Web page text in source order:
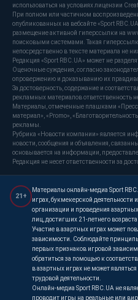
использоваться на условиях лицензии
При полном или частичном
опубликованных на вебсайте «Sport
размещение активной гиперссылки на
поисковыми системами. Такая
непосредственно в тексте материала не
Редакция «Sport RBC.UA» может не
Оценочные суждения, согласно
опровержению и доказыванию их
За достоверность, содержание и
рекламных материалов ответственность
Материалы, отмеченные плашками
материал», «Promo»,
рекламы.
Рубрика «Новости компании» является
новости, сообщения и объявления,
основывается на информации,
Редакция не несет ответственности за
21+
Материалы онлайн-медиа Sport
играх, букмекерской деятельности
организации и проведения
лиц, достигших 21-летнего возраста
Участие в азартных играх может
зависимости. Соблюдайте
первых признаков игровой
обратиться за помощью к
в азартных играх не может
трудовой деятельности.
Онлайн-медиа Sport RBC.UA не
проводит игры на реальные или